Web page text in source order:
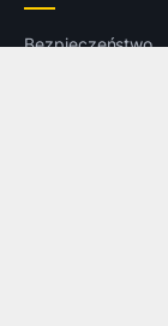
Bezpieczeństwo